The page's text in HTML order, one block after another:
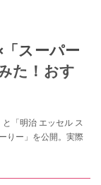
「スーパー
た！おす
「明治 エッセル ス
りー」を公開。実際